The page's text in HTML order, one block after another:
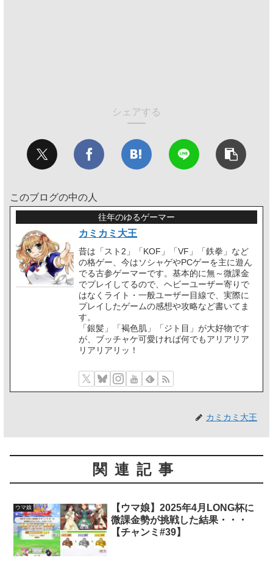
シェアする
このブログの中の人
往年のゆるゲーマー
カミカミ大王
昔は「スト2」「KOF」「VF」「鉄拳」など
の格ゲー、今はソシャゲやPCゲーを主に遊ん
でる古参ゲーマーです。基本的に無～微課金
でプレイしてるので、ヘビーユーザー寄りで
はなくライト・一般ユーザー目線で、実際に
プレイしたゲームの感想や攻略など書いてま
す。
「銀髪」「褐色肌」「ジト目」が大好物です
が、ブッチャケ可愛ければ何でもアリアリア
リアリアリッ！
カミカミ大王
関連記事
ウマ娘
【ウマ娘】2025年4月LONG杯に
微課金勢が挑戦した結果・・・
【チャンミ#39】